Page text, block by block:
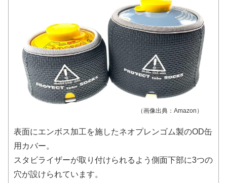
（画像出典：Amazon）
表面にエンボス加工を施したネオプレンゴム製のOD缶
用カバー。
スタビライザーが取り付けられるよう側面下部に3つの
穴が設けられています。